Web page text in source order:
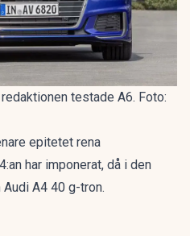
testade A6. Foto:
epitetet rena
har imponerat, då i den
Audi A4 40 g-tron.